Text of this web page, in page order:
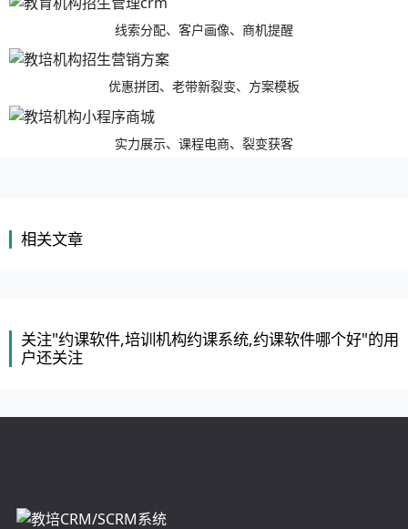
线索分配、客户画像、商机提醒
优惠拼团、老带新裂变、方案模板
实力展示、课程电商、裂变获客
相关文章
关注"约课软件,培训机构约课系统,约课软件哪个好"的用
户还关注